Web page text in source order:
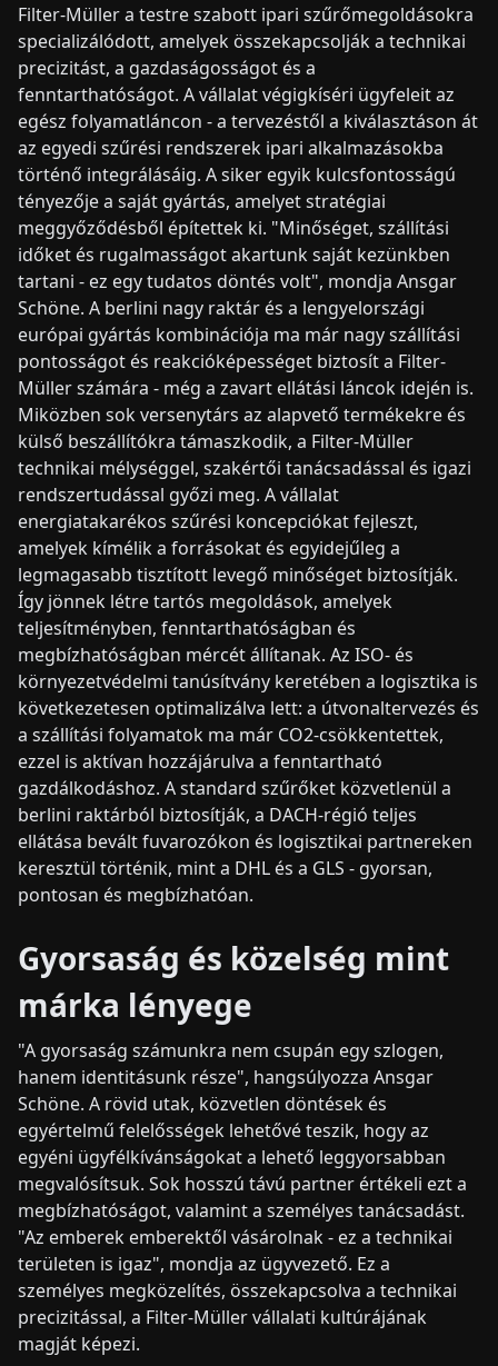
Filter-Müller a testre szabott ipari szűrőmegoldásokra
specializálódott, amelyek összekapcsolják a technikai
precizitást, a gazdaságosságot és a
fenntarthatóságot. A vállalat végigkíséri ügyfeleit az
egész folyamatláncon - a tervezéstől a kiválasztáson át
az egyedi szűrési rendszerek ipari alkalmazásokba
történő integrálásáig. A siker egyik kulcsfontosságú
tényezője a saját gyártás, amelyet stratégiai
meggyőződésből építettek ki. "Minőséget, szállítási
időket és rugalmasságot akartunk saját kezünkben
tartani - ez egy tudatos döntés volt", mondja Ansgar
Schöne. A berlini nagy raktár és a lengyelországi
európai gyártás kombinációja ma már nagy szállítási
pontosságot és reakcióképességet biztosít a Filter-
Müller számára - még a zavart ellátási láncok idején is.
Miközben sok versenytárs az alapvető termékekre és
külső beszállítókra támaszkodik, a Filter-Müller
technikai mélységgel, szakértői tanácsadással és igazi
rendszertudással győzi meg. A vállalat
energiatakarékos szűrési koncepciókat fejleszt,
amelyek kímélik a forrásokat és egyidejűleg a
legmagasabb tisztított levegő minőséget biztosítják.
Így jönnek létre tartós megoldások, amelyek
teljesítményben, fenntarthatóságban és
megbízhatóságban mércét állítanak. Az ISO- és
környezetvédelmi tanúsítvány keretében a logisztika is
következetesen optimalizálva lett: a útvonaltervezés és
a szállítási folyamatok ma már CO2-csökkentettek,
ezzel is aktívan hozzájárulva a fenntartható
gazdálkodáshoz. A standard szűrőket közvetlenül a
berlini raktárból biztosítják, a DACH-régió teljes
ellátása bevált fuvarozókon és logisztikai partnereken
keresztül történik, mint a DHL és a GLS - gyorsan,
pontosan és megbízhatóan.
Gyorsaság és közelség mint
márka lényege
"A gyorsaság számunkra nem csupán egy szlogen,
hanem identitásunk része", hangsúlyozza Ansgar
Schöne. A rövid utak, közvetlen döntések és
egyértelmű felelősségek lehetővé teszik, hogy az
egyéni ügyfélkívánságokat a lehető leggyorsabban
megvalósítsuk. Sok hosszú távú partner értékeli ezt a
megbízhatóságot, valamint a személyes tanácsadást.
"Az emberek emberektől vásárolnak - ez a technikai
területen is igaz", mondja az ügyvezető. Ez a
személyes megközelítés, összekapcsolva a technikai
precizitással, a Filter-Müller vállalati kultúrájának
magját képezi.